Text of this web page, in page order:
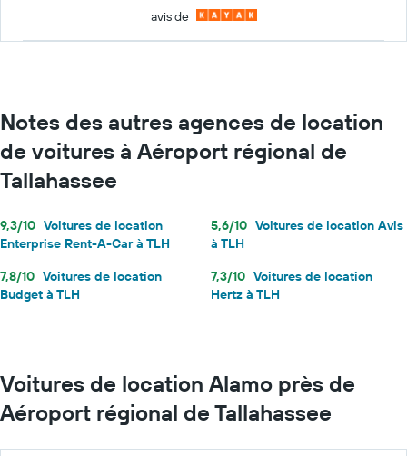
avis de
Notes des autres agences de location
de voitures à Aéroport régional de
Tallahassee
9,3/10 Voitures de location
Enterprise Rent-A-Car à TLH
5,6/10 Voitures de location Avis
à TLH
7,8/10 Voitures de location
Budget à TLH
7,3/10 Voitures de location
Hertz à TLH
Voitures de location Alamo près de
Aéroport régional de Tallahassee